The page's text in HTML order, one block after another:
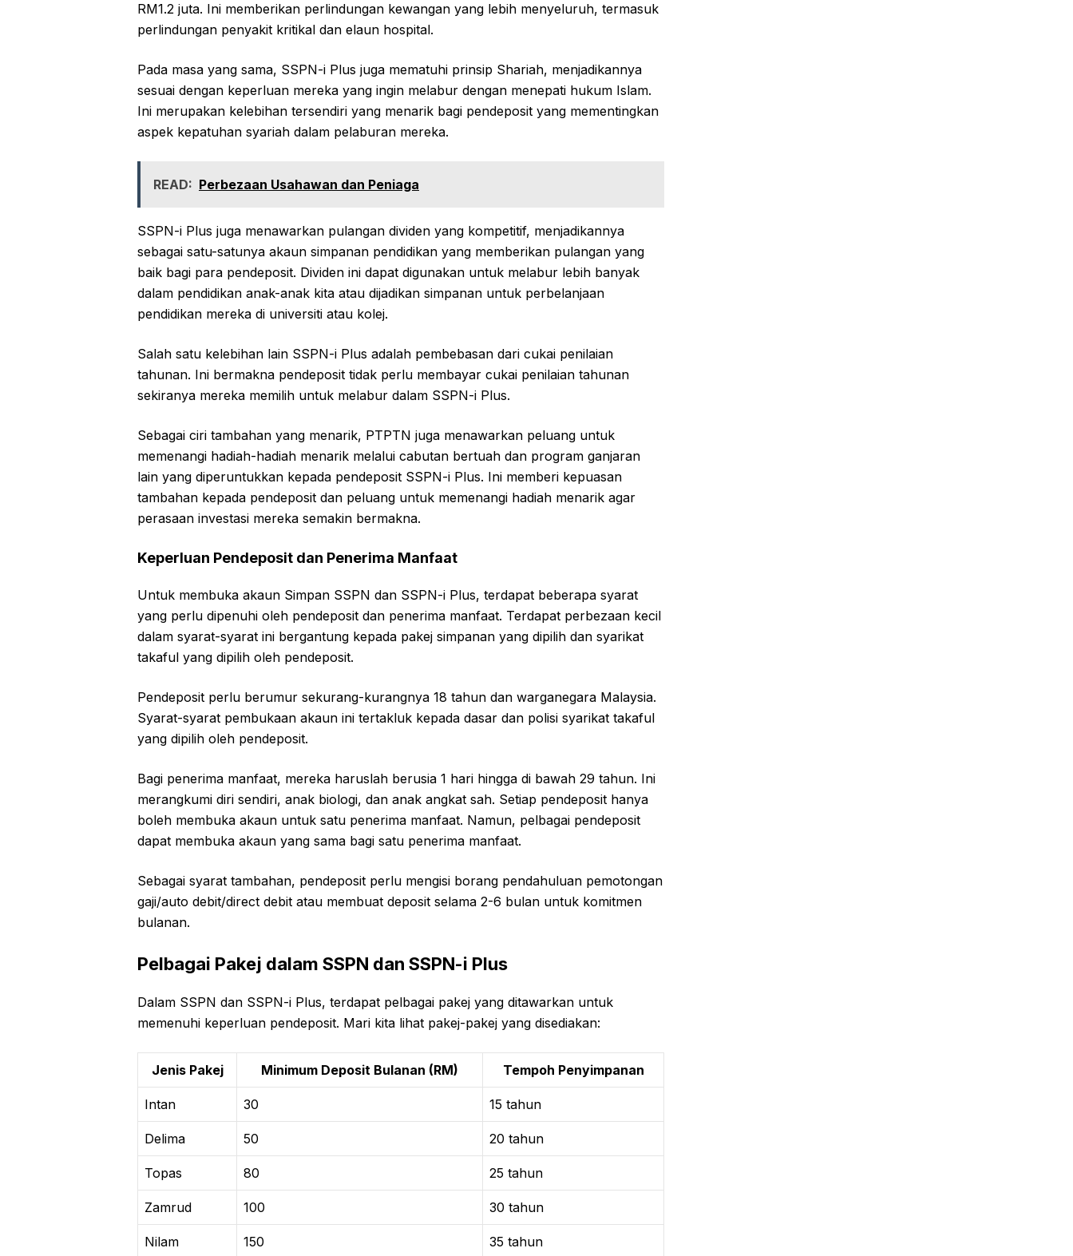
RM1.2 juta. Ini memberikan perlindungan kewangan yang lebih menyeluruh, termasuk
perlindungan penyakit kritikal dan elaun hospital.
Pada masa yang sama, SSPN-i Plus juga mematuhi prinsip Shariah, menjadikannya
sesuai dengan keperluan mereka yang ingin melabur dengan menepati hukum Islam.
Ini merupakan kelebihan tersendiri yang menarik bagi pendeposit yang mementingkan
aspek kepatuhan syariah dalam pelaburan mereka.
READ: Perbezaan Usahawan dan Peniaga
SSPN-i Plus juga menawarkan pulangan dividen yang kompetitif, menjadikannya
sebagai satu-satunya akaun simpanan pendidikan yang memberikan pulangan yang
baik bagi para pendeposit. Dividen ini dapat digunakan untuk melabur lebih banyak
dalam pendidikan anak-anak kita atau dijadikan simpanan untuk perbelanjaan
pendidikan mereka di universiti atau kolej.
Salah satu kelebihan lain SSPN-i Plus adalah pembebasan dari cukai penilaian
tahunan. Ini bermakna pendeposit tidak perlu membayar cukai penilaian tahunan
sekiranya mereka memilih untuk melabur dalam SSPN-i Plus.
Sebagai ciri tambahan yang menarik, PTPTN juga menawarkan peluang untuk
memenangi hadiah-hadiah menarik melalui cabutan bertuah dan program ganjaran
lain yang diperuntukkan kepada pendeposit SSPN-i Plus. Ini memberi kepuasan
tambahan kepada pendeposit dan peluang untuk memenangi hadiah menarik agar
perasaan investasi mereka semakin bermakna.
Keperluan Pendeposit dan Penerima Manfaat
Untuk membuka akaun Simpan SSPN dan SSPN-i Plus, terdapat beberapa syarat
yang perlu dipenuhi oleh pendeposit dan penerima manfaat. Terdapat perbezaan kecil
dalam syarat-syarat ini bergantung kepada pakej simpanan yang dipilih dan syarikat
takaful yang dipilih oleh pendeposit.
Pendeposit perlu berumur sekurang-kurangnya 18 tahun dan warganegara Malaysia.
Syarat-syarat pembukaan akaun ini tertakluk kepada dasar dan polisi syarikat takaful
yang dipilih oleh pendeposit.
Bagi penerima manfaat, mereka haruslah berusia 1 hari hingga di bawah 29 tahun. Ini
merangkumi diri sendiri, anak biologi, dan anak angkat sah. Setiap pendeposit hanya
boleh membuka akaun untuk satu penerima manfaat. Namun, pelbagai pendeposit
dapat membuka akaun yang sama bagi satu penerima manfaat.
Sebagai syarat tambahan, pendeposit perlu mengisi borang pendahuluan pemotongan
gaji/auto debit/direct debit atau membuat deposit selama 2-6 bulan untuk komitmen
bulanan.
Pelbagai Pakej dalam SSPN dan SSPN-i Plus
Dalam SSPN dan SSPN-i Plus, terdapat pelbagai pakej yang ditawarkan untuk
memenuhi keperluan pendeposit. Mari kita lihat pakej-pakej yang disediakan:
Jenis Pakej Minimum Deposit Bulanan (RM) Tempoh Penyimpanan
Intan 30 15 tahun
Delima 50 20 tahun
Topas 80 25 tahun
Zamrud 100 30 tahun
Nilam 150 35 tahun